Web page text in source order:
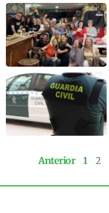
Anterior 1 2